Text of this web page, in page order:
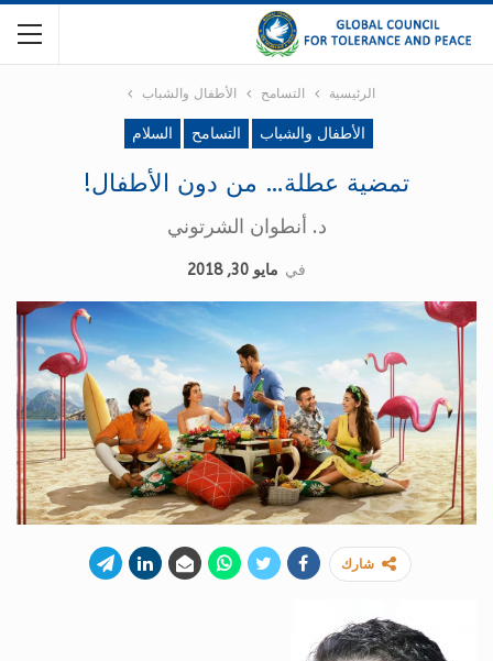
الرئيسية التسامح الأطفال والشباب
الأطفال والشباب التسامح السلام
تمضية عطلة… من دون الأطفال!
د. أنطوان الشرتوني
في مايو 30, 2018
شارك